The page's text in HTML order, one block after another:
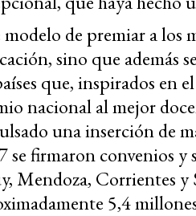
modelo de premiar a los
sino que además
que, inspirados en
nacional al mejor
una inserción de
se firmaron convenios y
Mendoza, Corrientes y
5,4